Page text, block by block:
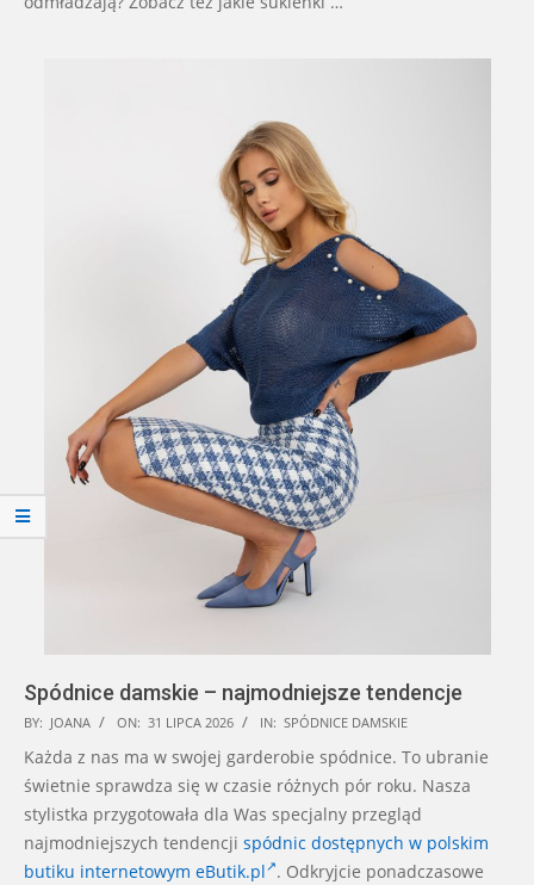
Spódnice damskie – najmodniejsze tendencje
2026-
07-
31
BY: JOANA ON: 31 LIPCA 2026 IN: SPÓDNICE DAMSKIE
Każda z nas ma w swojej garderobie spódnice. To ubranie
świetnie sprawdza się w czasie różnych pór roku. Nasza
stylistka przygotowała dla Was specjalny przegląd
najmodniejszych tendencji spódnic dostępnych w polskim
butiku internetowym eButik.pl . Odkryjcie ponadczasowe